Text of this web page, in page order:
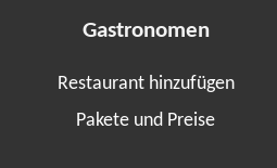
Gastronomen
Restaurant hinzufügen
Pakete und Preise